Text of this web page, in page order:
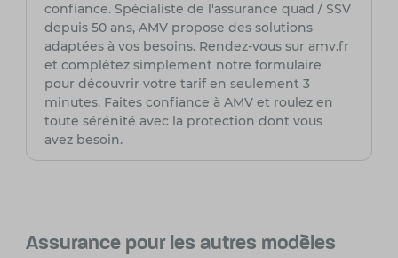
confiance. Spécialiste de l'assurance quad / SSV
depuis 50 ans, AMV propose des solutions
adaptées à vos besoins. Rendez-vous sur amv.fr
et complétez simplement notre formulaire
pour découvrir votre tarif en seulement 3
minutes. Faites confiance à AMV et roulez en
toute sérénité avec la protection dont vous
avez besoin.
Assurance pour les autres modèles